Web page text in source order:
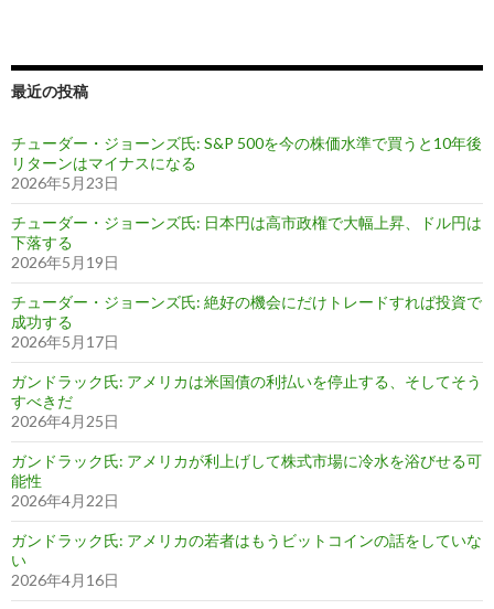
最近の投稿
チューダー・ジョーンズ氏: S&P 500を今の株価水準で買うと10年後
リターンはマイナスになる
2026年5月23日
チューダー・ジョーンズ氏: 日本円は高市政権で大幅上昇、ドル円は
下落する
2026年5月19日
チューダー・ジョーンズ氏: 絶好の機会にだけトレードすれば投資で
成功する
2026年5月17日
ガンドラック氏: アメリカは米国債の利払いを停止する、そしてそう
すべきだ
2026年4月25日
ガンドラック氏: アメリカが利上げして株式市場に冷水を浴びせる可
能性
2026年4月22日
ガンドラック氏: アメリカの若者はもうビットコインの話をしていな
い
2026年4月16日